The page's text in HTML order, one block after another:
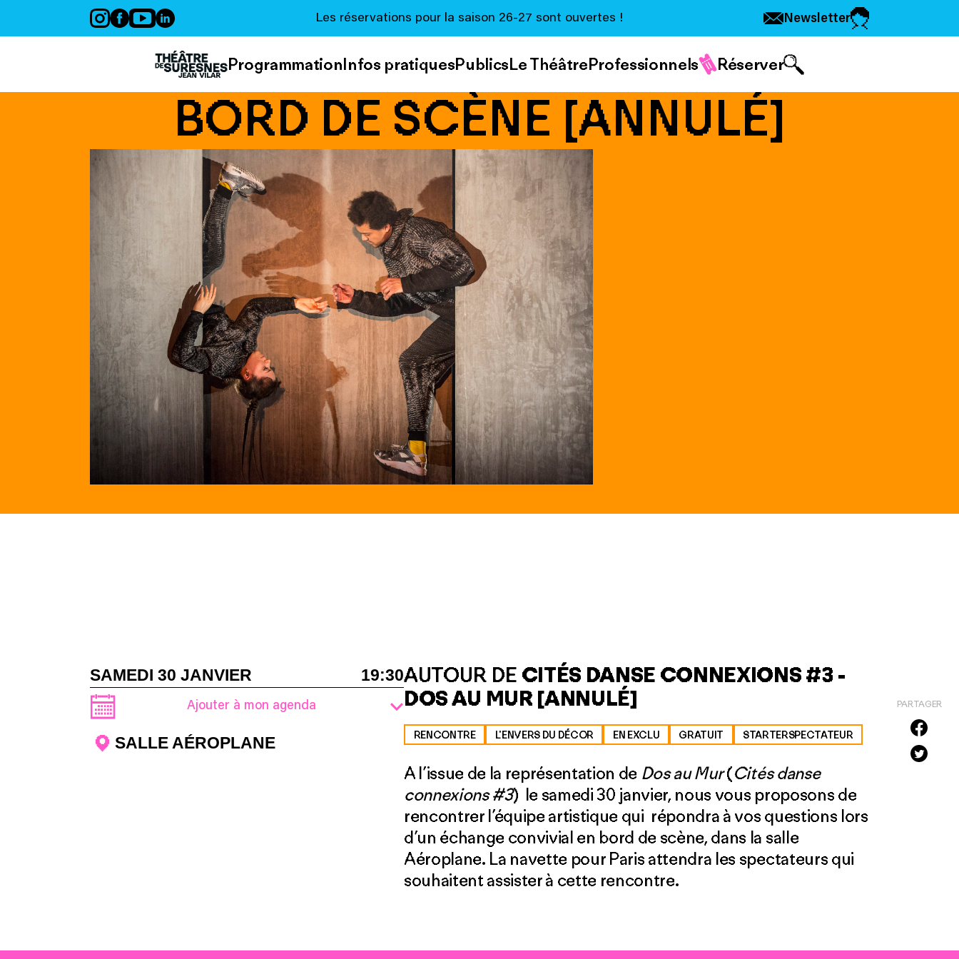
Les réservations pour la saison 26-27 sont ouvertes ! Newsletter
ProgrammationInfos pratiquesPublicsLe ThéâtreProfessionnels Réserver
BORD DE SCÈNE [ANNULÉ]
PARTAGER
SAMEDI 30 JANVIER 19:30
Ajouter à mon agenda
SALLE AÉROPLANE
AUTOUR DE CITÉS DANSE CONNEXIONS #3 -
DOS AU MUR [ANNULÉ]
RENCONTRE L'ENVERS DU DÉCOR EN EXCLU GRATUIT STARTERSPECTATEUR
A l’issue de la représentation de Dos au Mur(Cités danse
connexions #3) le samedi 30 janvier, nous vous proposons de
rencontrer l’équipe artistique qui répondra à vos questions lors
d’un échange convivial en bord de scène, dans la salle
Aéroplane. La navette pour Paris attendra les spectateurs qui
souhaitent assister à cette rencontre.
Panneau de gestion des cookies